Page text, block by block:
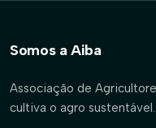
Somos a Aiba
Associação de
cultiva o agro sustentável.